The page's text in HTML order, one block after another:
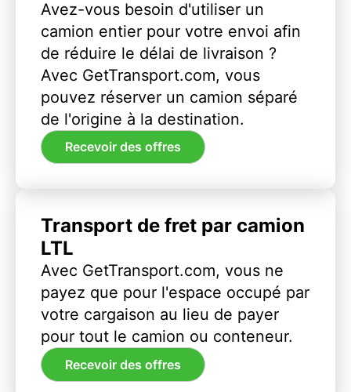
Avez-vous besoin d'utiliser un
camion entier pour votre envoi afin
de réduire le délai de livraison ?
Avec GetTransport.com, vous
pouvez réserver un camion séparé
de l'origine à la destination.
Recevoir des offres
Transport de fret par camion
LTL
Avec GetTransport.com, vous ne
payez que pour l'espace occupé par
votre cargaison au lieu de payer
pour tout le camion ou conteneur.
Recevoir des offres